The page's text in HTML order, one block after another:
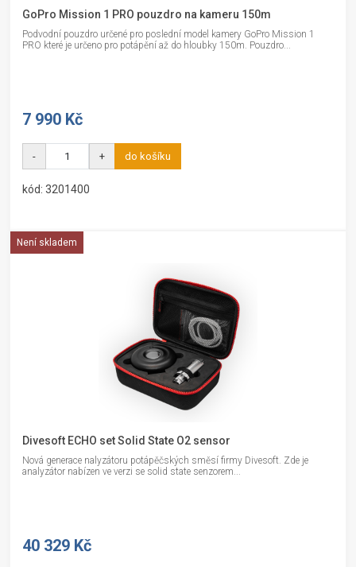
GoPro Mission 1 PRO pouzdro na kameru 150m
Podvodní pouzdro určené pro poslední model kamery GoPro Mission 1
PRO které je určeno pro potápění až do hloubky 150m. Pouzdro...
7 990 Kč
- + do košíku
kód: 3201400
Není skladem
Divesoft ECHO set Solid State O2 sensor
Nová generace nalyzátoru potápěčských směsí firmy Divesoft. Zde je
analyzátor nabízen ve verzi se solid state senzorem...
40 329 Kč